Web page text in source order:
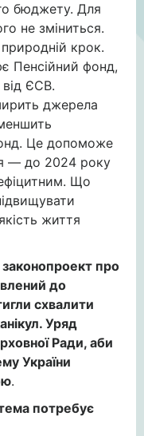
бюджету. Для
не зміниться.
крок.
Пенсійний фонд,
ЄСВ.
джерела
Це допоможе
— до 2024 року
Що
життя
про
до
схвалити
Уряд
Ради, аби
України
.
потребує